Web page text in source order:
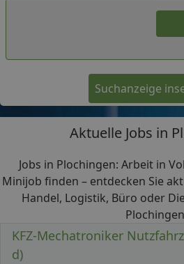
Suchanzeige
Aktuelle Jobs in
Jobs in Plochingen: Arbeit in
Minijob finden – entdecken Sie
Handel, Logistik, Büro oder
KFZ-Mechatroniker
d)